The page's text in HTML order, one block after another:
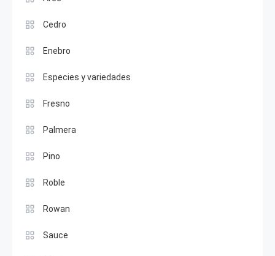
Cedro
Enebro
Especies y variedades
Fresno
Palmera
Pino
Roble
Rowan
Sauce